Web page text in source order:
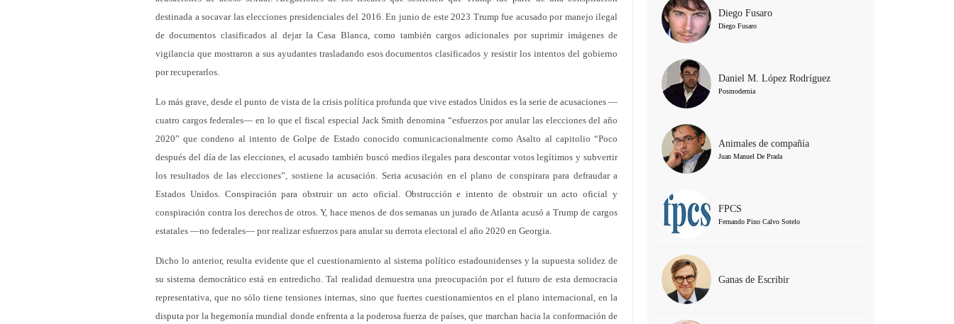
destinada a socavar las elecciones presidenciales del 2016. En junio de este 2023 Trump fue acusado por manejo ilegal
de documentos clasificados al dejar la Casa Blanca, como también cargos adicionales por suprimir imágenes de
vigilancia que mostraron a sus ayudantes trasladando esos documentos clasificados y resistir los intentos del gobierno
por recuperarlos.
Lo más grave, desde el punto de vista de la crisis política profunda que vive estados Unidos es la serie de acusaciones —
cuatro cargos federales— en lo que el fiscal especial Jack Smith denomina “esfuerzos por anular las elecciones del año
2020” que condeno al intento de Golpe de Estado conocido comunicacionalmente como Asalto al capitolio “Poco
después del día de las elecciones, el acusado también buscó medios ilegales para descontar votos legítimos y subvertir
los resultados de las elecciones”, sostiene la acusación. Seria acusación en el plano de conspirara para defraudar a
Estados Unidos. Conspiración para obstruir un acto oficial. Obstrucción e intento de obstruir un acto oficial y
conspiración contra los derechos de otros. Y, hace menos de dos semanas un jurado de Atlanta acusó a Trump de cargos
estatales —no federales— por realizar esfuerzos para anular su derrota electoral el año 2020 en Georgia.
Dicho lo anterior, resulta evidente que el cuestionamiento al sistema político estadounidenses y la supuesta solidez de
su sistema democrático está en entredicho. Tal realidad demuestra una preocupación por el futuro de esta democracia
representativa, que no sólo tiene tensiones internas, sino que fuertes cuestionamientos en el plano internacional, en la
disputa por la hegemonía mundial donde enfrenta a la poderosa fuerza de países, que marchan hacia la conformación de
Diego Fusaro
Diego Fusaro
Daniel M. López Rodríguez
Posmodernia
Animales de compañía
Juan Manuel De Prada
FPCS
Fernando Pino Calvo Sotelo
Ganas de Escribir